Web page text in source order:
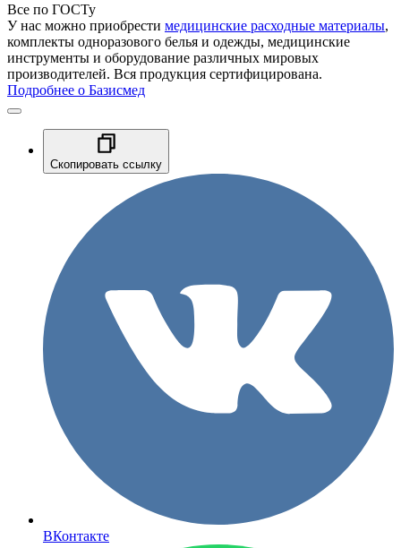
Все по ГОСТу
У нас можно приобрести медицинские расходные материалы,
комплекты одноразового белья и одежды, медицинские
инструменты и оборудование различных мировых
производителей. Вся продукция сертифицирована.
Подробнее о Базисмед
Скопировать ссылку
ВКонтакте